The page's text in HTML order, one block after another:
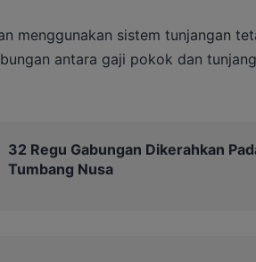
menggunakan sistem tunjangan
antara gaji pokok dan
32 Regu Gabungan Dikerahkan
Tumbang Nusa